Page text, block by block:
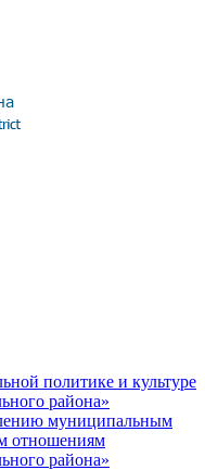
политике и культуре
района»
муниципальным
отношениям
района»